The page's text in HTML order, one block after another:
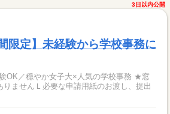
3日以内公開
限定】未経験から学校事務に
OK／穏やか女子大×人気の学校事務 ★窓
ませんＬ必要な申請用紙のお渡し、提出